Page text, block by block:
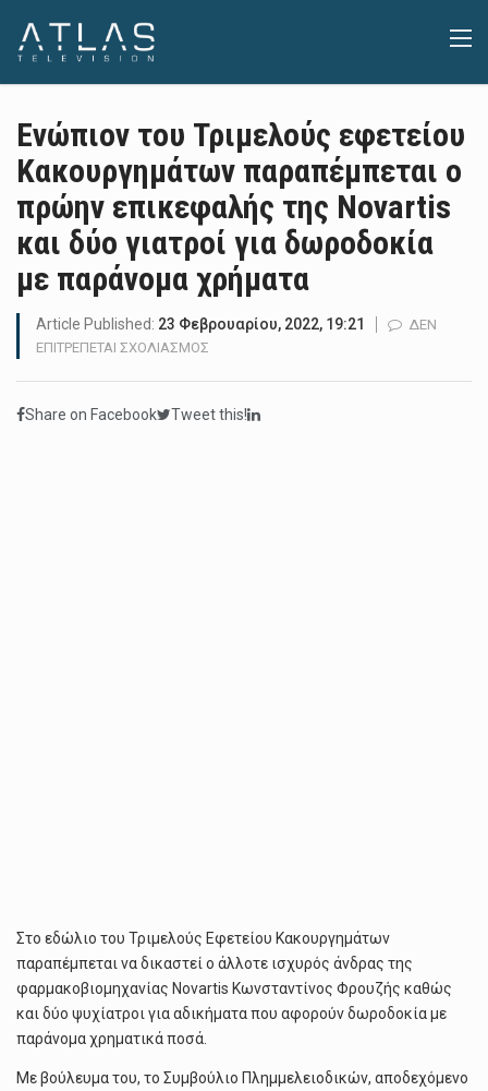
Ενώπιον του Τριμελούς εφετείου
Κακουργημάτων παραπέμπεται ο
πρώην επικεφαλής της Novartis
και δύο γιατροί για δωροδοκία
με παράνομα χρήματα
Article Published: 23 Φεβρουαρίου, 2022, 19:21
ΔΕΝ
ΕΠΙΤΡΈΠΕΤΑΙ ΣΧΟΛΙΑΣΜΌΣ
ΤΡΙΜΕΛΟΎΣ
Share on Facebook Tweet this!
Στο εδώλιο του Τριμελούς Εφετείου Κακουργημάτων
παραπέμπεται να δικαστεί ο άλλοτε ισχυρός άνδρας της
φαρμακοβιομηχανίας Novartis Κωνσταντίνος Φρουζής καθώς
και δύο ψυχίατροι για αδικήματα που αφορούν δωροδοκία με
παράνομα χρηματικά ποσά.
Με βούλευμα του, το Συμβούλιο Πλημμελειοδικών, αποδεχόμενο